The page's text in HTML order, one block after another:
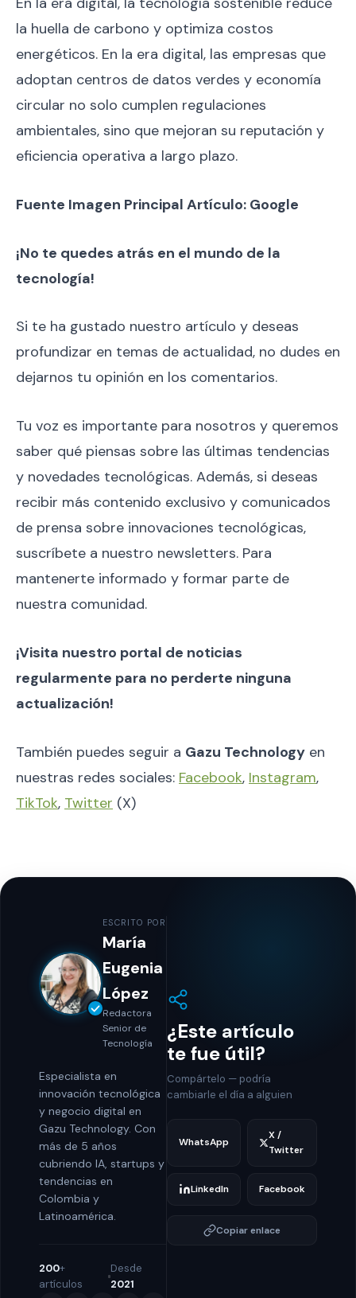
la huella de carbono y optimiza costos
energéticos. En la era digital, las empresas que
adoptan centros de datos verdes y economía
circular no solo cumplen regulaciones
ambientales, sino que mejoran su reputación y
eficiencia operativa a largo plazo.
Fuente Imagen Principal Artículo: Google
¡No te quedes atrás en el mundo de la
tecnología!
Si te ha gustado nuestro artículo y deseas
profundizar en temas de actualidad, no dudes en
dejarnos tu opinión en los comentarios.
Tu voz es importante para nosotros y queremos
saber qué piensas sobre las últimas tendencias
y novedades tecnológicas. Además, si deseas
recibir más contenido exclusivo y comunicados
de prensa sobre innovaciones tecnológicas,
suscríbete a nuestro newsletters. Para
mantenerte informado y formar parte de
nuestra comunidad.
¡Visita nuestro portal de noticias
regularmente para no perderte ninguna
actualización!
También puedes seguir a Gazu Technology en
nuestras redes sociales: Facebook, Instagram,
TikTok, Twitter (X)
ESCRITO POR
María
Eugenia
López
Redactora
Senior de
Tecnología
Especialista en
innovación tecnológica
y negocio digital en
Gazu Technology. Con
más de 5 años
cubriendo IA, startups y
tendencias en
Colombia y
Latinoamérica.
200+
artículos
Desde
2021
¿Este artículo
te fue útil?
Compártelo — podría
cambiarle el día a alguien
WhatsApp
X /
Twitter
LinkedIn Facebook
Copiar enlace